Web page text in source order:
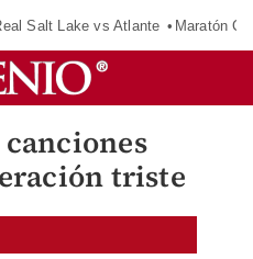
Salt Lake vs Atlante Maratón
triste